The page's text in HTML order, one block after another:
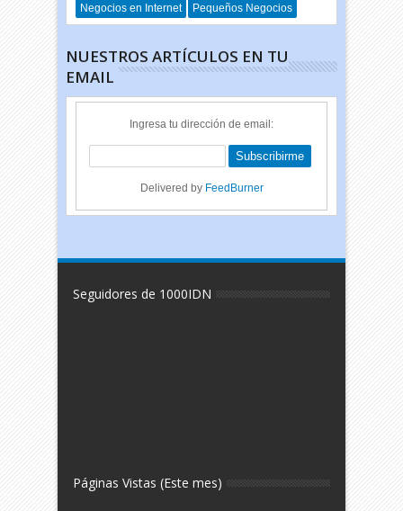
Negocios en Internet
Pequeños Negocios
NUESTROS ARTÍCULOS EN TU
EMAIL
Ingresa tu dirección de email:
Delivered by FeedBurner
Seguidores de 1000IDN
Páginas Vistas (Este mes)